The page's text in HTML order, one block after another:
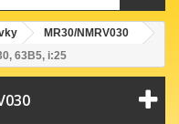
MR30/NMRV030
63B5, i:25